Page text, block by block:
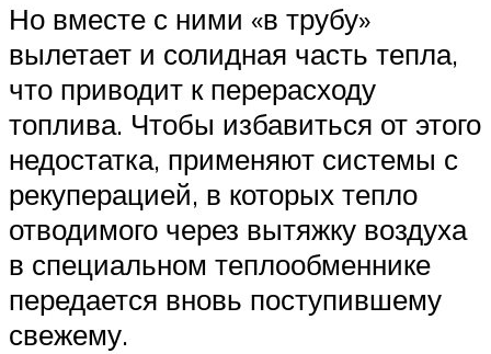
Но вместе с ними «в трубу»
вылетает и солидная часть тепла,
что приводит к перерасходу
топлива. Чтобы избавиться от этого
недостатка, применяют системы с
рекуперацией, в которых тепло
отводимого через вытяжку воздуха
в специальном теплообменнике
передается вновь поступившему
свежему.